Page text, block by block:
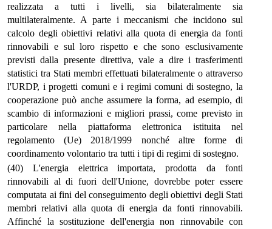
realizzata a tutti i livelli, sia bilateralmente sia
multilateralmente. A parte i meccanismi che incidono sul
calcolo degli obiettivi relativi alla quota di energia da fonti
rinnovabili e sul loro rispetto e che sono esclusivamente
previsti dalla presente direttiva, vale a dire i trasferimenti
statistici tra Stati membri effettuati bilateralmente o attraverso
l'URDP, i progetti comuni e i regimi comuni di sostegno, la
cooperazione può anche assumere la forma, ad esempio, di
scambio di informazioni e migliori prassi, come previsto in
particolare nella piattaforma elettronica istituita nel
regolamento (Ue) 2018/1999 nonché altre forme di
coordinamento volontario tra tutti i tipi di regimi di sostegno.
(40) L'energia elettrica importata, prodotta da fonti
rinnovabili al di fuori dell'Unione, dovrebbe poter essere
computata ai fini del conseguimento degli obiettivi degli Stati
membri relativi alla quota di energia da fonti rinnovabili.
Affinché la sostituzione dell'energia non rinnovabile con